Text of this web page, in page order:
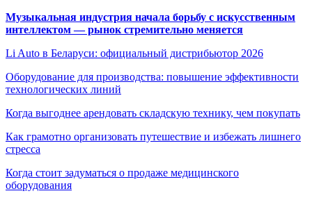
Музыкальная индустрия начала борьбу с искусственным
интеллектом — рынок стремительно меняется
Li Auto в Беларуси: официальный дистрибьютор 2026
Оборудование для производства: повышение эффективности
технологических линий
Когда выгоднее арендовать складскую технику, чем покупать
Как грамотно организовать путешествие и избежать лишнего
стресса
Когда стоит задуматься о продаже медицинского
оборудования